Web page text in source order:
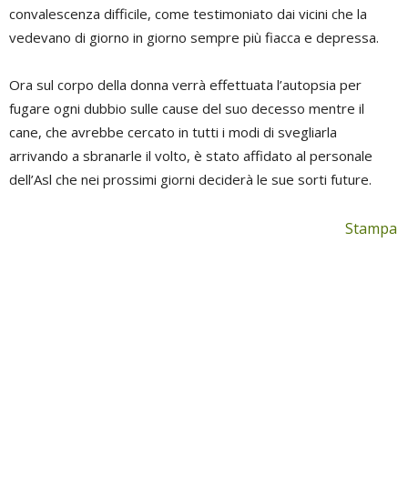
convalescenza difficile, come testimoniato dai vicini che la
vedevano di giorno in giorno sempre più fiacca e depressa.
Ora sul corpo della donna verrà effettuata l’autopsia per
fugare ogni dubbio sulle cause del suo decesso mentre il
cane, che avrebbe cercato in tutti i modi di svegliarla
arrivando a sbranarle il volto, è stato affidato al personale
dell’Asl che nei prossimi giorni deciderà le sue sorti future.
Stampa